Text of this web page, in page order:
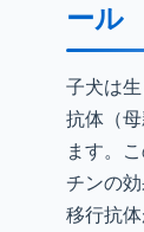
ール
子犬は
抗体（
ます。
チンの
移行抗